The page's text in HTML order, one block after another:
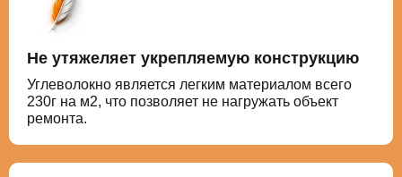
Не утяжеляет укрепляемую конструкцию
Углеволокно является легким материалом всего
230г на м2, что позволяет не нагружать объект
ремонта.